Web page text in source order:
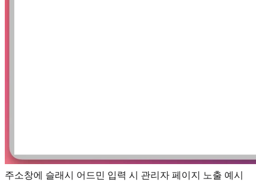
주소창에 슬래시 어드민 입력 시 관리자 페이지 노출 예시